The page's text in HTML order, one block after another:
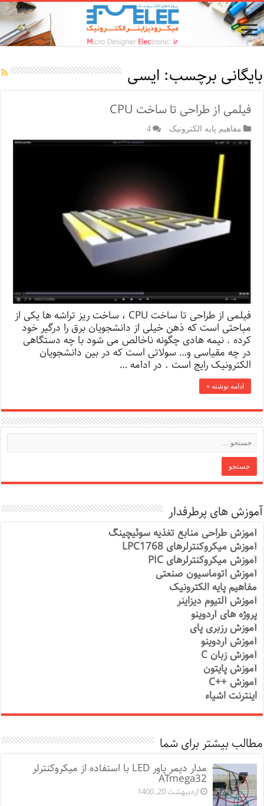
بایگانی برچسب: ایسی
فیلمی از طراحی تا ساخت CPU
مفاهیم پایه الکترونیک 4
فیلمی از طراحی تا ساخت CPU ، ساخت ریز تراشه ها یکی از
مباحثی است که ذهن خیلی از دانشجویان برق را درگیر خود
کرده . نیمه هادی چگونه ناخالص می شود با چه دستگاهی
در چه مقیاسی و… سولاتی است که در بین دانشجویان
الکترونیک رایج است . در ادامه …
ادامه نوشته »
آموزش های پرطرفدار
آموزش طراحی منابع تغذیه سوئیچینگ
آموزش میکروکنترلرهای LPC1768
آموزش میکروکنترلرهای PIC
آموزش اتوماسیون صنعتی
مفاهیم پایه الکترونیک
آموزش آلتیوم دیزاینر
پروژه های آردوینو
آموزش رزبری پای
آموزش آردوینو
آموزش زبان C
آموزش پایتون
آموزش ++C
اینترنت اشیاء
مطالب بیشتر برای شما
مدار دیمر پاور LED با استفاده از میکروکنترلر
ATmega32
اردیبهشت 20, 1400